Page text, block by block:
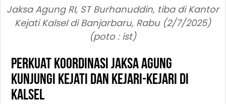
Jaksa Agung RI, ST Burhanuddin, tiba di Kantor
Kejati Kalsel di Banjarbaru, Rabu (2/7/2025)
(poto : ist)
Perkuat Koordinasi Jaksa Agung
Kunjungi Kejati dan Kejari-Kejari di
Kalsel